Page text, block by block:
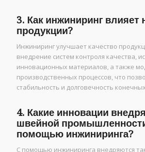
3. Как инжиниринг влияет
продукции?
Инжиниринг улучшает качество
внедрение систем контроля качества,
инновационных материалов, а также
производственных процессов, что
стабильность и долговечность
4. Какие инновации
швейной
помощью инжиниринга?
С помощью инжиниринга внедряются